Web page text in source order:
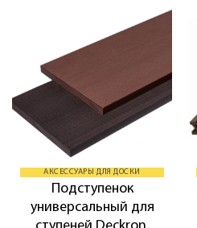
АКСЕССУАРЫ ДЛЯ ДОСКИ
Подступенок
универсальный для